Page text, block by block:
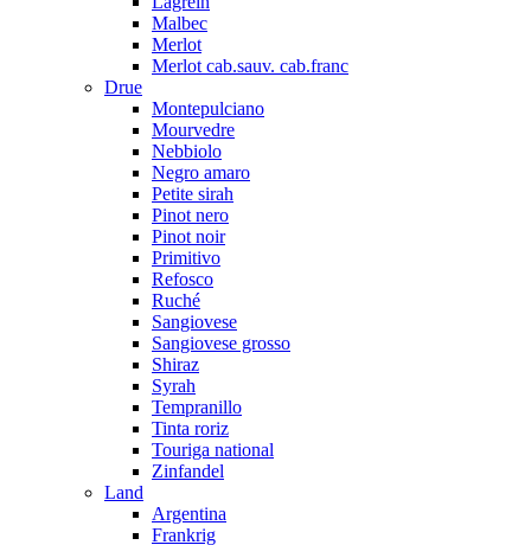
Malbec
Merlot
Merlot cab.sauv. cab.franc
Drue
Montepulciano
Mourvedre
Nebbiolo
Negro amaro
Petite sirah
Pinot nero
Pinot noir
Primitivo
Refosco
Ruché
Sangiovese
Sangiovese grosso
Shiraz
Syrah
Tempranillo
Tinta roriz
Touriga national
Zinfandel
Land
Argentina
Frankrig